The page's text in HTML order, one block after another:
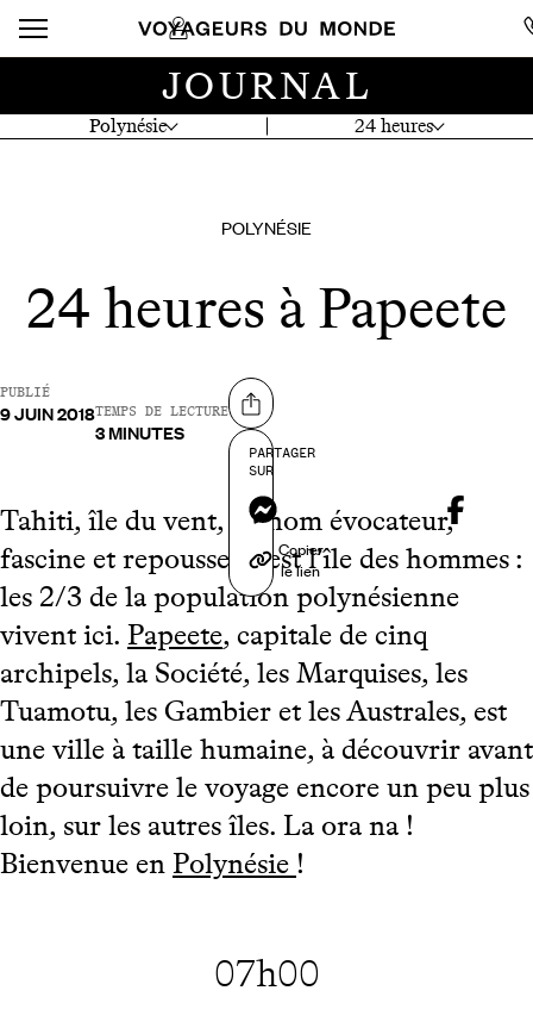
Polynésie 24 heures
JOURNAL
POLYNÉSIE
24 heures à Papeete
PUBLIÉ
9 JUIN 2018TEMPS DE LECTURE
3 MINUTES
Partager sur
PARTAGER
SUR
Messenger
Copier
le lien
Tahiti, île du vent, au nom évocateur,
fascine et repousse. C’est l’île des hommes :
les 2/3 de la population polynésienne
vivent ici. Papeete, capitale de cinq
archipels, la Société, les Marquises, les
Tuamotu, les Gambier et les Australes, est
une ville à taille humaine, à découvrir avant
de poursuivre le voyage encore un peu plus
loin, sur les autres îles. La ora na !
Bienvenue en Polynésie !
07h00